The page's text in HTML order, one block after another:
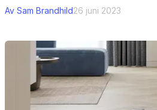
Av Sam Brandhild26 juni 2023